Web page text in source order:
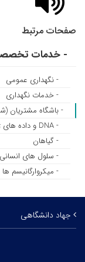
صفحات مرتبط
- خدمات
- نگهداری عمومی
- خدمات نگهداری
- باشگاه مشتریان
- DNA و داده های ژنومی
- گیاهان
- سلول های
- میکروارگانیسم ها
جهاد دانشگاهی